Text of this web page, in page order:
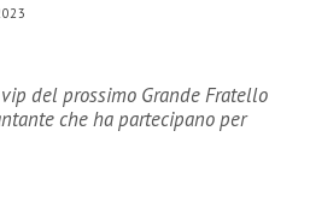
del prossimo Grande Fratello
che ha partecipano per